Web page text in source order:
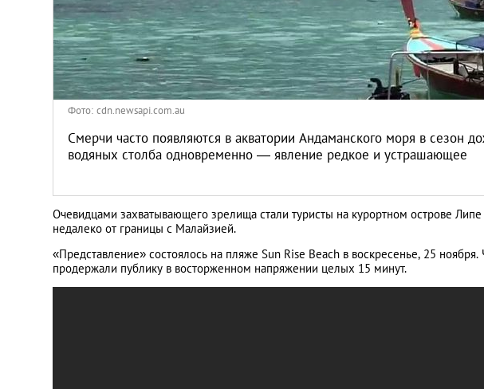
Паттайя
Пхукет
Санкт-Петербург
Фото: cdn.newsapi.com.au
Смерчи часто появляются в акватории Андаманского моря в сезон
водяных столба одновременно ― явление редкое и устрашающее
Очевидцами захватывающего зрелища стали туристы на курортном острове
недалеко от границы с Малайзией.
«Представление» состоялось на пляже Sun Rise Beach в воскресенье, 25
продержали публику в восторженном напряжении целых 15 минут.